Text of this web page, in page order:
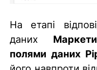
На етапі
даних
полями даних